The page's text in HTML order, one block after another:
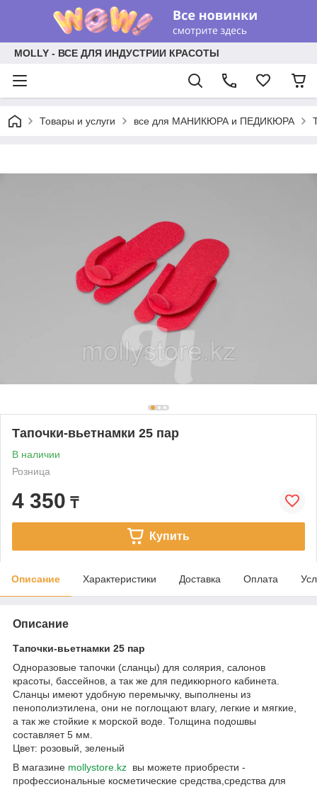
MOLLY - ВСЕ ДЛЯ ИНДУСТРИИ КРАСОТЫ
Товары и услуги все для МАНИКЮРА и ПЕДИКЮРА
Тапочки-вьетнамки 25 пар
В наличии
Розница
4 350 ₸
Купить
Описание Характеристики Доставка Оплата
Описание
Тапочки-вьетнамки 25 пар
Одноразовые тапочки (сланцы) для солярия, салонов
красоты, бассейнов, а так же для педикюрного кабинета.
Сланцы имеют удобную перемычку, выполнены из
пенополиэтилена, они не поглощают влагу, легкие и мягкие,
а так же стойкие к морской воде. Толщина подошвы
составляет 5 мм.
Цвет: розовый, зеленый
В магазине mollystore.kz вы можете приобрести -
профессиональные косметические средства,средства для